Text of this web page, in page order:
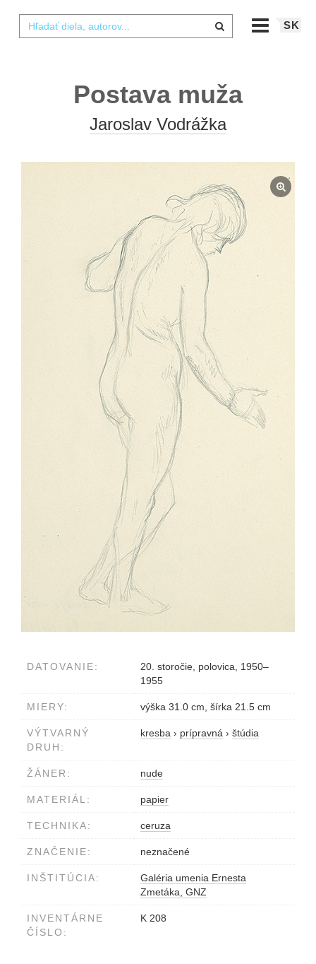
SK
Postava muža
Jaroslav Vodrážka
DATOVANIE:
20. storočie, polovica, 1950–
1955
MIERY: výška 31.0 cm, šírka 21.5 cm
VÝTVARNÝ
DRUH:
kresba › prípravná › štúdia
ŽÁNER: nude
MATERIÁL: papier
TECHNIKA: ceruza
ZNAČENIE: neznačené
INŠTITÚCIA:
Galéria umenia Ernesta
Zmetáka, GNZ
INVENTÁRNE
ČÍSLO:
K 208